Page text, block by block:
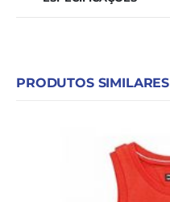
PRODUTOS SIMILARES